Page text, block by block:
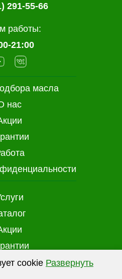
cookie Развернуть
и оплата
масла
нас
291-55-66
работы:
21:00